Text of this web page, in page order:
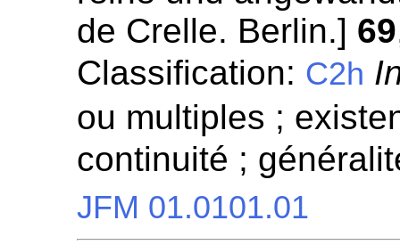
de Crelle. Berlin.] 69
Classification: C2h
ou multiples ;
continuité ;
JFM 01.0101.01